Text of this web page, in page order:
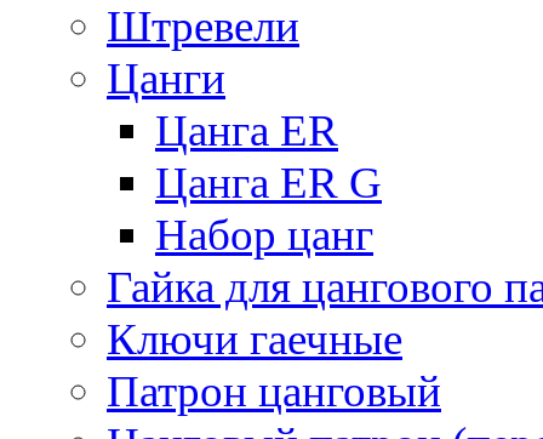
Штревели
Цанги
Цанга ER
Цанга ER G
Набор цанг
Гайка для цангового
Ключи гаечные
Патрон цанговый